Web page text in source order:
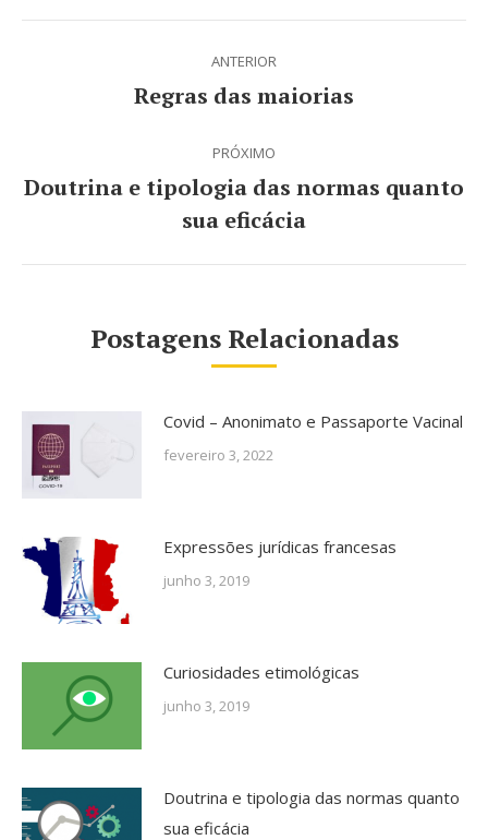
ANTERIOR
Post
Regras das maiorias
PRÓXIMO
Próximo
post:
Doutrina e tipologia das normas quanto
sua eficácia
Postagens Relacionadas
Covid – Anonimato e Passaporte Vacinal
fevereiro 3, 2022
Expressões jurídicas francesas
junho 3, 2019
Curiosidades etimológicas
junho 3, 2019
Doutrina e tipologia das normas quanto
sua eficácia